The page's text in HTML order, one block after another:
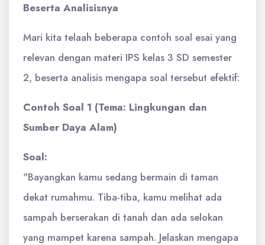
Beserta Analisisnya
Mari kita telaah beberapa contoh soal esai yang
relevan dengan materi IPS kelas 3 SD semester
2, beserta analisis mengapa soal tersebut efektif:
Contoh Soal 1 (Tema: Lingkungan dan
Sumber Daya Alam)
Soal:
"Bayangkan kamu sedang bermain di taman
dekat rumahmu. Tiba-tiba, kamu melihat ada
sampah berserakan di tanah dan ada selokan
yang mampet karena sampah. Jelaskan mengapa